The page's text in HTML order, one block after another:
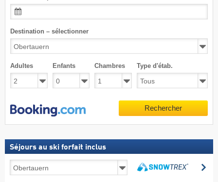
Destination – sélectionner
Adultes Enfants Chambres Type d'étab.
Rechercher
Séjours au ski forfait inclus
au